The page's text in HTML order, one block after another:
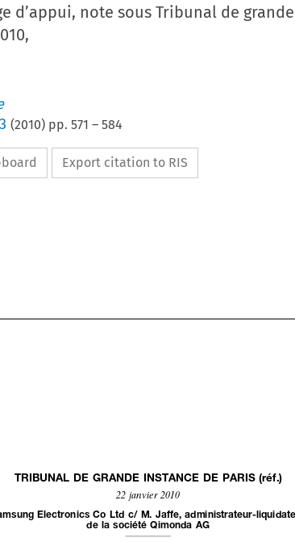
d’appui, note sous Tribunal de
(2010) pp. 571 – 584
Export citation to RIS


